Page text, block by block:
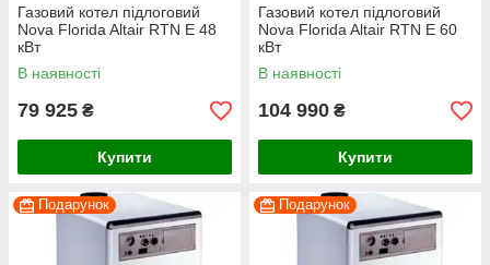
Газовий котел підлоговий
Nova Florida Altair RTN E 48
кВт
В наявності
79 925 ₴
Купити
Газовий котел підлоговий
Nova Florida Altair RTN E 60
кВт
В наявності
104 990 ₴
Купити
Подарунок Подарунок